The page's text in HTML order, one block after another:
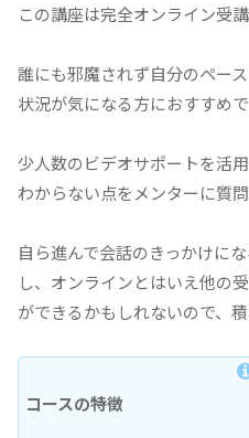
この講座は完全オンライン受
誰にも邪魔されず自分のペー
状況が気になる方におすすめで
少人数のビデオサポートを活
わからない点をメンターに質
自ら進んで会話のきっかけに
し、オンラインとはいえ他の
ができるかもしれないので、
コースの特徴